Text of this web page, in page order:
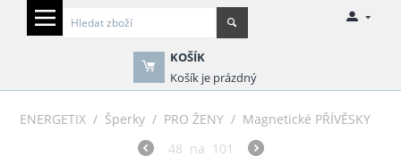
KOŠÍK
Košík je prázdný
ENERGETIX / Šperky / PRO ŽENY / Magnetické PŘÍVĚSKY
48 na 101